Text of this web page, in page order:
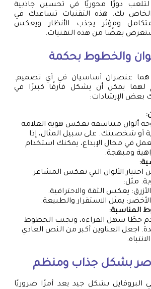
دورًا محوريًا في تحسين جاذبية
الخاص بك. هذه التقنيات تساعدك في
ومؤثر يجذب الأنظار ويعكس
بعضًا من هذه التقنيات.
والخطوط بحكمة
هما عنصران أساسيان في أي تصميم.
لهما يمكن أن يشكل فارقًا كبيرًا في
بعض الإرشادات:
ألوان متناسقة تعكس هوية العلامة
أو شخصيتك. على سبيل المثال، إذا
في مجال الإبداع، يمكنك استخدام
ومبهجة.
اختيار الألوان التي تعكس المشاعر
مثل:
الأزرق: يعكس الثقة والاحترافية.
الأخضر: يمثل الاستقرار والطبيعة.
المناسبة:
خطًا سهل القراءة، وتجنب الخطوط
اجعل العناوين أكبر من النص العادي
بشكل جذاب ومنظم
البروفايل بشكل جيد يعد أمرًا ضروريًا